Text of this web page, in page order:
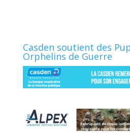
Casden soutient des
Orphelins de Guerre